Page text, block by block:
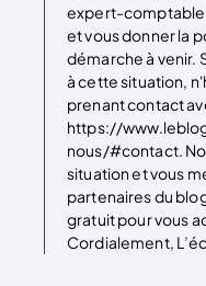
expert-comptable
et vous donner la
démarche à venir.
à cette situation,
prenant contact
https://
nous/#contact.
situation et vous
partenaires du
gratuit pour vous
Cordialement,